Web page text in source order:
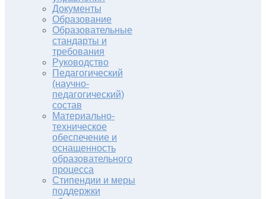
Документы
Образование
Образовательные
стандарты и
требования
Руководство
Педагогический
(научно-
педагогический)
состав
Материально-
техническое
обеспечение и
оснащенность
образовательного
процесса
Стипендии и меры
поддержки